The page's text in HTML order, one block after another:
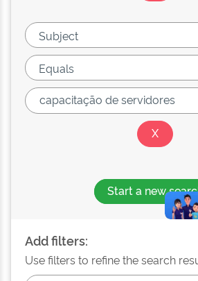
Start a new
Add filters:
Use filters to refine the search